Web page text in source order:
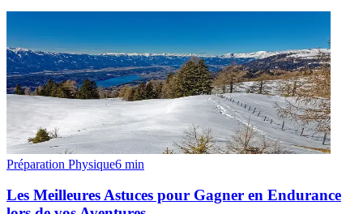
Préparation Physique6 min
Les Meilleures Astuces pour Gagner en Endurance